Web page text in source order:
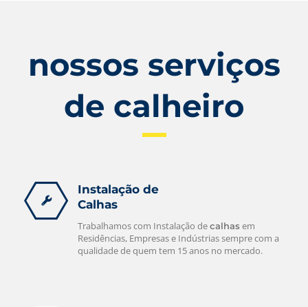
nossos serviços
de calheiro
Instalação de
Calhas
Trabalhamos com Instalação decalhasem
Residências, Empresas e Indústrias sempre com a
qualidade de quem tem 15 anos no mercado.